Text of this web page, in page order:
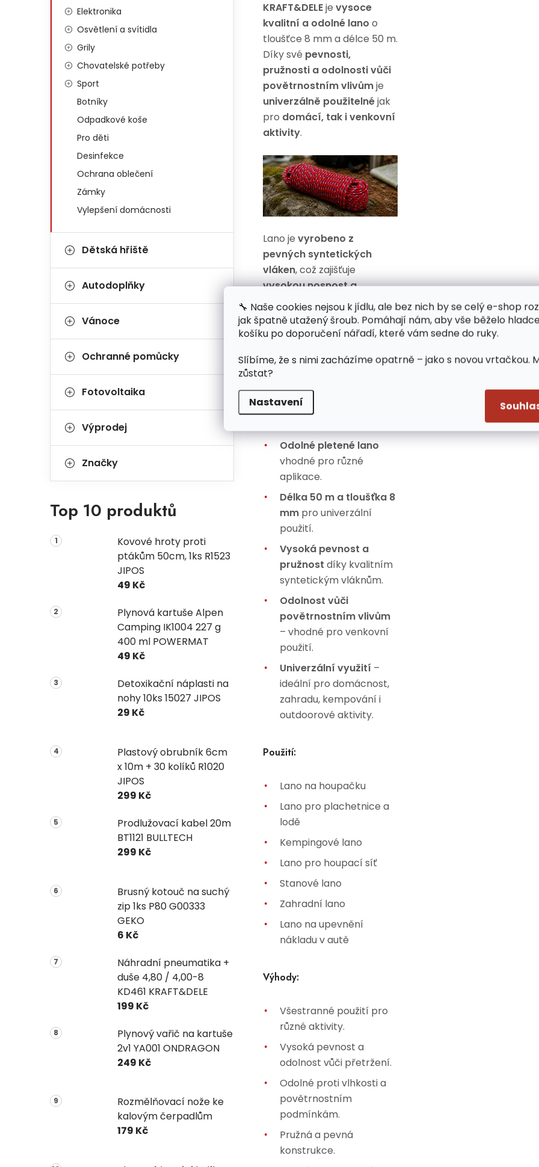
🔧 Naše cookies nejsou k jídlu, ale bez nich by se celý e-shop
jak špatně utažený šroub. Pomáhají nám, aby vše běželo
košíku po doporučení nářadí, které vám sedne do ruky.
Slíbíme, že s nimi zacházíme opatrně – jako s novou vrtačkou.
zůstat?
Nastavení
Elektronika
Osvětlení a svítidla
Grily
Chovatelské potřeby
Sport
Botníky
Odpadkové koše
Pro děti
Desinfekce
Ochrana oblečení
Zámky
Vylepšení domácnosti
Dětská hřiště
Autodoplňky
Vánoce
Ochranné pomůcky
Fotovoltaika
Výprodej
Značky
Top 10 produktů
Kovové hroty proti
ptákům 50cm, 1ks R1523
JIPOS
49 Kč
Plynová kartuše Alpen
Camping IK1004 227 g
400 ml POWERMAT
49 Kč
Detoxikační náplasti na
nohy 10ks 15027 JIPOS
29 Kč
Plastový obrubník 6cm
x 10m + 30 kolíků R1020
JIPOS
299 Kč
Prodlužovací kabel 20m
BT1121 BULLTECH
299 Kč
Brusný kotouč na suchý
zip 1ks P80 G00333
GEKO
6 Kč
Náhradní pneumatika +
duše 4,80 / 4,00-8
KD461 KRAFT&DELE
199 Kč
Plynový vařič na kartuše
2v1 YA001 ONDRAGON
249 Kč
Rozmělňovací nože ke
kalovým čerpadlům
179 Kč
KRAFT&DELEje vysoce
kvalitní a odolné lano o
tloušťce 8 mm a délce 50 m.
Díky své pevnosti,
pružnosti a odolnosti vůči
povětrnostním vlivůmje
univerzálně použitelnéjak
pro domácí, tak i venkovní
aktivity.
Lano je vyrobeno z
pevných syntetických
vláken, což zajišťuje
vysokou nosnost a
dlouhou životnost .Modrá
barva s vícebarevnými
skvrnaminavíc dodává lanu
usnadňuje jeho použití v
různých podmínkách.
Vlastnosti:
Odolné pletené lano
vhodné pro různé
aplikace.
Délka 50 m a tloušťka 8
mm pro univerzální
použití.
Vysoká pevnost a
pružnost díky kvalitním
syntetickým vláknům.
Odolnost vůči
povětrnostním vlivům
– vhodné pro venkovní
použití.
Univerzální využití –
ideální pro domácnost,
zahradu, kempování i
outdoorové aktivity.
Použití:
Lano na houpačku
Lano pro plachetnice a
lodě
Kempingové lano
Lano pro houpací síť
Stanové lano
Zahradní lano
Lano na upevnění
nákladu v autě
Výhody:
Všestranné použití pro
různé aktivity.
Vysoká pevnost a
odolnost vůči přetržení.
Odolné proti vlhkosti a
povětrnostním
podmínkám.
Pružná a pevná
konstrukce.